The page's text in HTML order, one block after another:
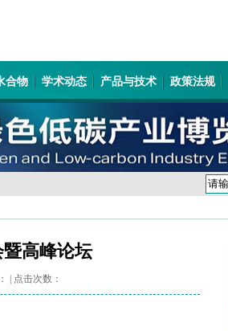
合物 学术动态 产品与技术 政策法规
高峰论坛
| 点击次数：